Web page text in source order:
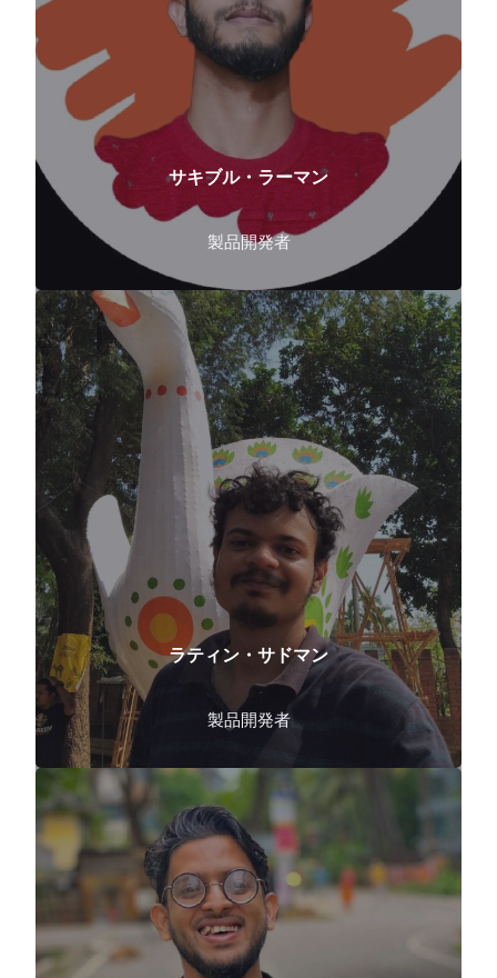
サキブル・ラーマン
製品開発者
ラティン・サドマン
製品開発者